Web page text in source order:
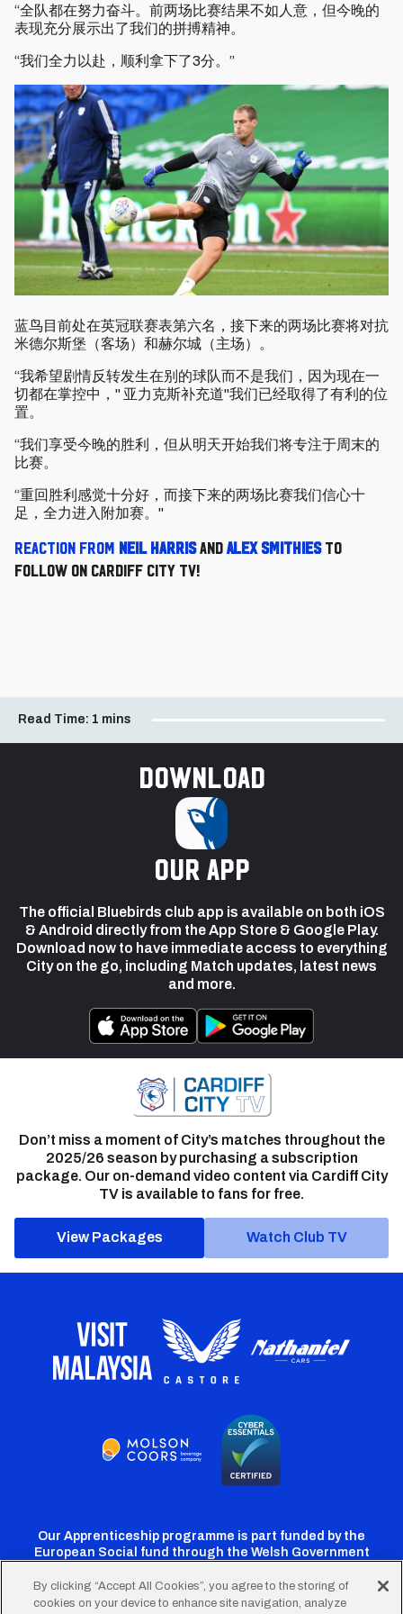
“全队都在努力奋斗。前两场比赛结果不如人意，但今晚的
表现充分展示出了我们的拼搏精神。
“我们全力以赴，顺利拿下了3分。”
蓝鸟目前处在英冠联赛表第六名，接下来的两场比赛将对抗
米德尔斯堡（客场）和赫尔城（主场）。
“我希望剧情反转发生在别的球队而不是我们，因为现在一
切都在掌控中，" 亚力克斯补充道"我们已经取得了有利的位
置。
“我们享受今晚的胜利，但从明天开始我们将专注于周末的
比赛。
“重回胜利感觉十分好，而接下来的两场比赛我们信心十
足，全力进入附加赛。"
Reaction from Neil HarrisandAlex Smithiesto
follow on Cardiff City TV!
Read Time: 1 mins
Download
our app
The official Bluebirds club app is available on both iOS
& Android directly from the App Store & Google Play.
Download now to have immediate access to everything
City on the go, including Match updates, latest news
and more.
Don’t miss a moment of City’s matches throughout the
2025/26 season by purchasing a subscription
package. Our on-demand video content via Cardiff City
TV is available to fans for free.
View Packages Watch Club TV
Our Apprenticeship programme is part funded by the
European Social fund through the Welsh Government
By clicking “Accept All Cookies”, you agree to the storing of
cookies on your device to enhance site navigation, analyze